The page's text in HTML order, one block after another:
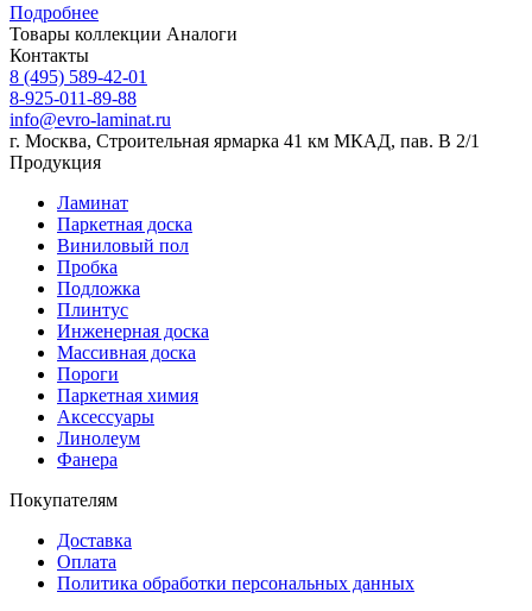
Подробнее
Товары коллекции Аналоги
Контакты
8 (495) 589-42-01
8-925-011-89-88
info@evro-laminat.ru
г. Москва, Строительная ярмарка 41 км МКАД, пав. В 2/1
Продукция
Ламинат
Паркетная доска
Виниловый пол
Пробка
Подложка
Плинтус
Инженерная доска
Массивная доска
Пороги
Паркетная химия
Аксессуары
Линолеум
Фанера
Покупателям
Доставка
Оплата
Политика обработки персональных данных